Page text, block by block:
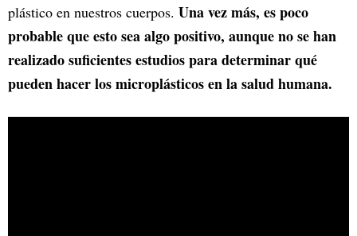
plástico en nuestros cuerpos. Una vez más, es poco
probable que esto sea algo positivo, aunque no se han
realizado suficientes estudios para determinar qué
pueden hacer los microplásticos en la salud humana.